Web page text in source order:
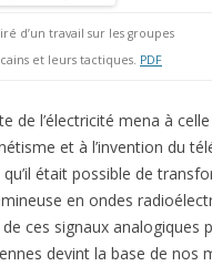
d’un travail sur les groupes
et leurs tactiques. PDF
de l’électricité mena à
et à l’invention du
était possible de
en ondes
ces signaux analogiques
devint la base de nos